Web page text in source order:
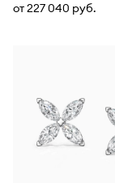
от 227 040 руб.